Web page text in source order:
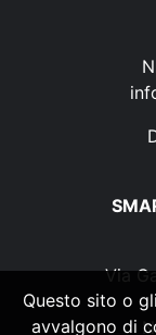
Via
Questo sito o
avvalgono di